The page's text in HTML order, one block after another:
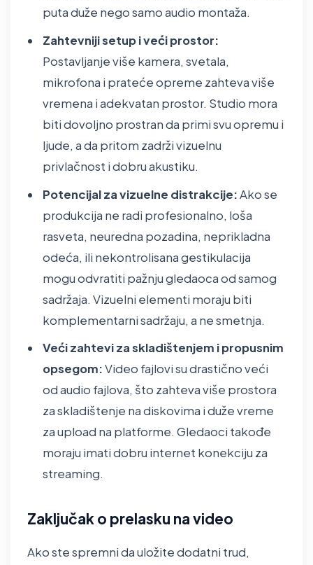
puta duže nego samo audio montaža.
Zahtevniji setup i veći prostor:
Postavljanje više kamera, svetala,
mikrofona i prateće opreme zahteva više
vremena i adekvatan prostor. Studio mora
biti dovoljno prostran da primi svu opremu i
ljude, a da pritom zadrži vizuelnu
privlačnost i dobru akustiku.
Potencijal za vizuelne distrakcije:Ako se
produkcija ne radi profesionalno, loša
rasveta, neuredna pozadina, neprikladna
odeća, ili nekontrolisana gestikulacija
mogu odvratiti pažnju gledaoca od samog
sadržaja. Vizuelni elementi moraju biti
komplementarni sadržaju, a ne smetnja.
Veći zahtevi za skladištenjem i propusnim
opsegom:Video fajlovi su drastično veći
od audio fajlova, što zahteva više prostora
za skladištenje na diskovima i duže vreme
za upload na platforme. Gledaoci takođe
moraju imati dobru internet konekciju za
streaming.
Zaključak o prelasku na video
Ako ste spremni da uložite dodatni trud,